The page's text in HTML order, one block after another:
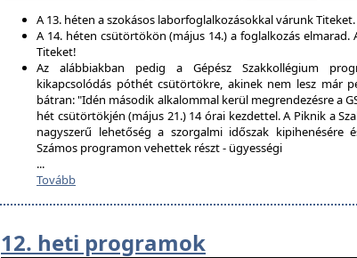
A 13. héten a szokásos laborfoglalkozásokkal várunk Titeket.
A 14. héten csütörtökön (május 14.) a foglalkozás
Titeket!
Az alábbiakban pedig a Gépész Szakkollégium
kikapcsolódás póthét csütörtökre, akinek nem lesz már
bátran: "Idén második alkalommal kerül megrendezésre a
hét csütörtökjén (május 21.) 14 órai kezdettel. A Piknik a
nagyszerű lehetőség a szorgalmi időszak kipihenésére
Számos programon vehettek részt - ügyességi
...
Tovább
12. heti programok